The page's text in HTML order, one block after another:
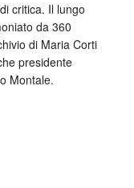
critica. Il lungo
da 360
di Maria Corti
presidente
Montale.